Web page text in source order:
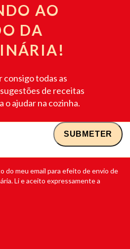
AO
DA
todas as
de receitas
o ajudar na cozinha.
do meu email para efeito de envio de
Li e aceito expressamente a